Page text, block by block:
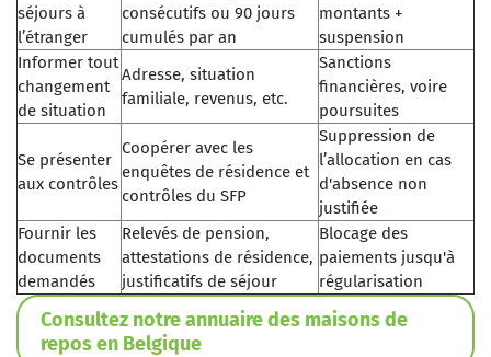
séjours à
l’étranger
consécutifs ou 90 jours
cumulés par an
montants +
suspension
Informer tout
changement
de situation
Adresse, situation
familiale, revenus, etc.
Sanctions
financières, voire
poursuites
Se présenter
aux contrôles
Coopérer avec les
enquêtes de résidence et
contrôles du SFP
Suppression de
l’allocation en cas
d'absence non
justifiée
Fournir les
documents
demandés
Relevés de pension,
attestations de résidence,
justificatifs de séjour
Blocage des
paiements jusqu'à
régularisation
Consultez notre annuaire des maisons de
repos en Belgique